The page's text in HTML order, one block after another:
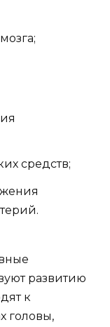
средств;
развитию
к
головы,